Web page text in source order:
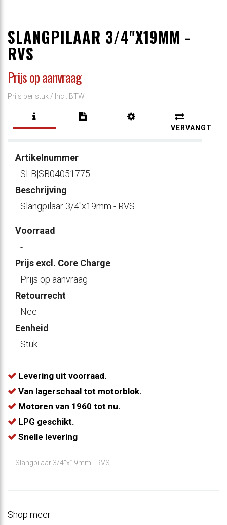
SLANGPILAAR 3/4"X19MM -
RVS
Prijs op aanvraag
Prijs per stuk / Incl. BTW
VERVANGT
Artikelnummer
SLB|SB04051775
Beschrijving
Slangpilaar 3/4"x19mm - RVS
Voorraad
-
Prijs excl. Core Charge
Prijs op aanvraag
Retourrecht
Nee
Eenheid
Stuk
Levering uit voorraad.
Van lagerschaal tot motorblok.
Motoren van 1960 tot nu.
LPG geschikt.
Snelle levering
Slangpilaar 3/4"x19mm - RVS
Shop meer